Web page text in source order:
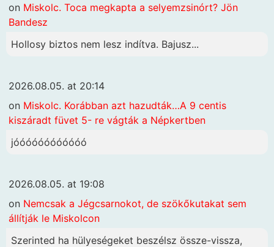
on Miskolc. Toca megkapta a selyemzsinórt? Jön
Bandesz
Hollosy biztos nem lesz indítva. Bajusz...
2026.08.05. at 20:14
on Miskolc. Korábban azt hazudták…A 9 centis
kiszáradt füvet 5- re vágták a Népkertben
jóóóóóóóóóóóó
2026.08.05. at 19:08
on Nemcsak a Jégcsarnokot, de szökőkutakat sem
állítják le Miskolcon
Szerinted ha hülyeségeket beszélsz össze-vissza,